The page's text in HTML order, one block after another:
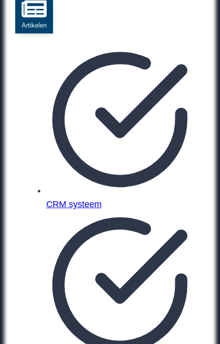
Artikelen
CRM systeem